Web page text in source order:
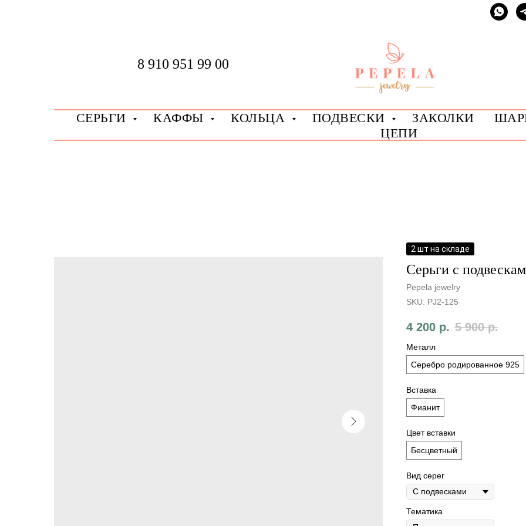
8 910 951 99 00
СЕРЬГИ КАФФЫ КОЛЬЦА ПОДВЕСКИ ЗАКОЛКИ
ЦЕПИ
Серьги с
Pepela jewelry
SKU: PJ2-125
4 200 р. 5 900 р.
Металл
Серебро родированное 925
Вставка
Фианит
Цвет вставки
Бесцветный
Вид серег
Тематика